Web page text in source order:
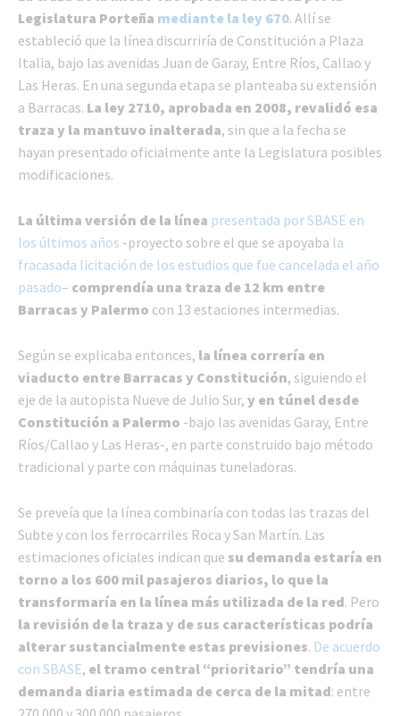
Legislatura Porteña mediante la ley 670. Allí se
estableció que la línea discurriría de Constitución a Plaza
Italia, bajo las avenidas Juan de Garay, Entre Ríos, Callao y
Las Heras. En una segunda etapa se planteaba su extensión
a Barracas. La ley 2710, aprobada en 2008, revalidó esa
traza y la mantuvo inalterada, sin que a la fecha se
hayan presentado oficialmente ante la Legislatura posibles
modificaciones.
La última versión de la línea presentada por SBASE en
los últimos años -proyecto sobre el que se apoyaba la
fracasada licitación de los estudios que fue cancelada el año
pasado– comprendía una traza de 12 km entre
Barracas y Palermo con 13 estaciones intermedias.
Según se explicaba entonces, la línea correría en
viaducto entre Barracas y Constitución, siguiendo el
eje de la autopista Nueve de Julio Sur, y en túnel desde
Constitución a Palermo -bajo las avenidas Garay, Entre
Ríos/Callao y Las Heras-, en parte construido bajo método
tradicional y parte con máquinas tuneladoras.
Se preveía que la línea combinaría con todas las trazas del
Subte y con los ferrocarriles Roca y San Martín. Las
estimaciones oficiales indican que su demanda estaría en
torno a los 600 mil pasajeros diarios, lo que la
transformaría en la línea más utilizada de la red. Pero
la revisión de la traza y de sus características podría
alterar sustancialmente estas previsiones. De acuerdo
con SBASE, el tramo central “prioritario” tendría una
demanda diaria estimada de cerca de la mitad: entre